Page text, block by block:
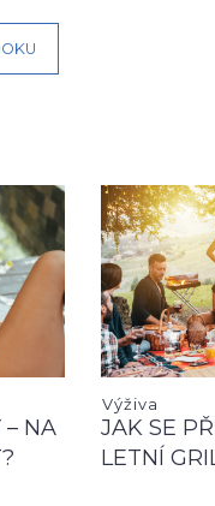
– NA
Výživa
JAK SE
LETNÍ